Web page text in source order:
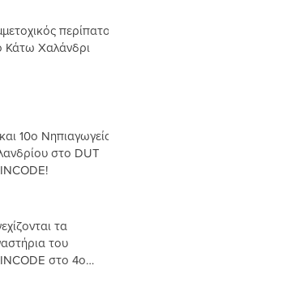
περίπατος
Κάτω Χαλάνδρι
10ο Νηπιαγωγείο
στο DUT
τα
του
στο 4ο